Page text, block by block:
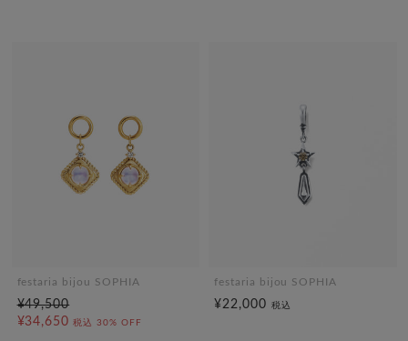
festaria bijou SOPHIA
¥49,500
¥34,650 税込 30% OFF
festaria bijou SOPHIA
¥22,000 税込